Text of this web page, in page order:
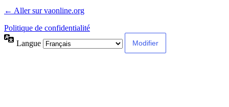
← Aller sur vaonline.org
Politique de confidentialité
Langue